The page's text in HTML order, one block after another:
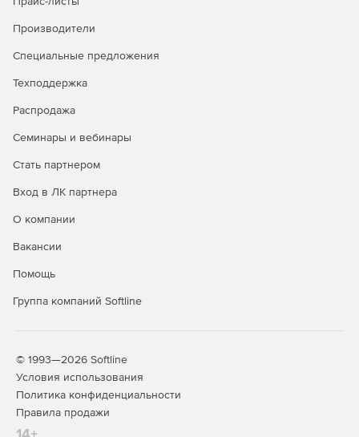
Производители
Специальные предложения
Техподдержка
Распродажа
Семинары и вебинары
Стать партнером
Вход в ЛК партнера
О компании
Вакансии
Помощь
Группа компаний Softline
© 1993—2026 Softline
Условия использования
Политика конфиденциальности
Правила продажи
14+